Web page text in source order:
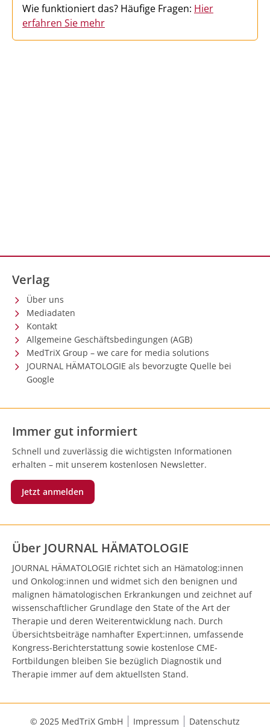
Wie funktioniert das? Häufige Fragen: Hier
erfahren Sie mehr
Verlag
Über uns
Mediadaten
Kontakt
Allgemeine Geschäftsbedingungen (AGB)
MedTriX Group – we care for media solutions
JOURNAL HÄMATOLOGIE als bevorzugte Quelle bei
Google
Immer gut informiert
Schnell und zuverlässig die wichtigsten Informationen
erhalten – mit unserem kostenlosen Newsletter.
Jetzt anmelden
Über JOURNAL HÄMATOLOGIE
JOURNAL HÄMATOLOGIE richtet sich an Hämatolog:innen
und Onkolog:innen und widmet sich den benignen und
malignen hämatologischen Erkrankungen und zeichnet auf
wissenschaftlicher Grundlage den State of the Art der
Therapie und deren Weiterentwicklung nach. Durch
Übersichtsbeiträge namhafter Expert:innen, umfassende
Kongress-Berichterstattung sowie kostenlose CME-
Fortbildungen bleiben Sie bezüglich Diagnostik und
Therapie immer auf dem aktuellsten Stand.
© 2025 MedTriX GmbH Impressum Datenschutz